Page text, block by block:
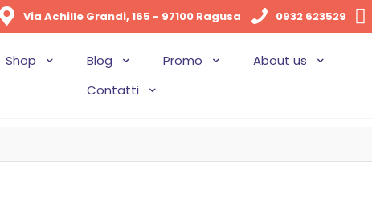
Via Achille Grandi, 165 - 97100 Ragusa 0932 623529
Shop Blog Promo
About us
Contatti